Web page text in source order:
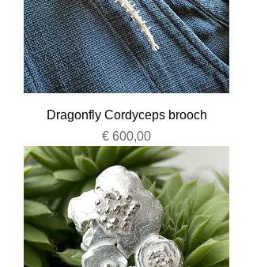
Dragonfly Cordyceps brooch
Prijs
€ 600,00